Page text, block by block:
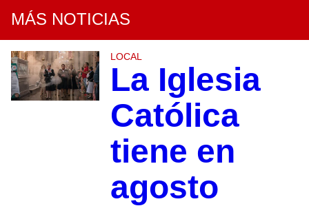
MÁS NOTICIAS
LOCAL
La Iglesia
Católica
tiene en
agosto